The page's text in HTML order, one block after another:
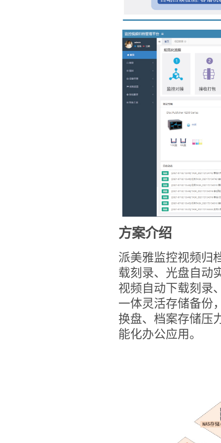
方案介绍
派美雅监控视频归
载刻录、光盘自动
视频自动下载刻录
一体灵活存储备份
换盘、档案存储压
能化办公应用。